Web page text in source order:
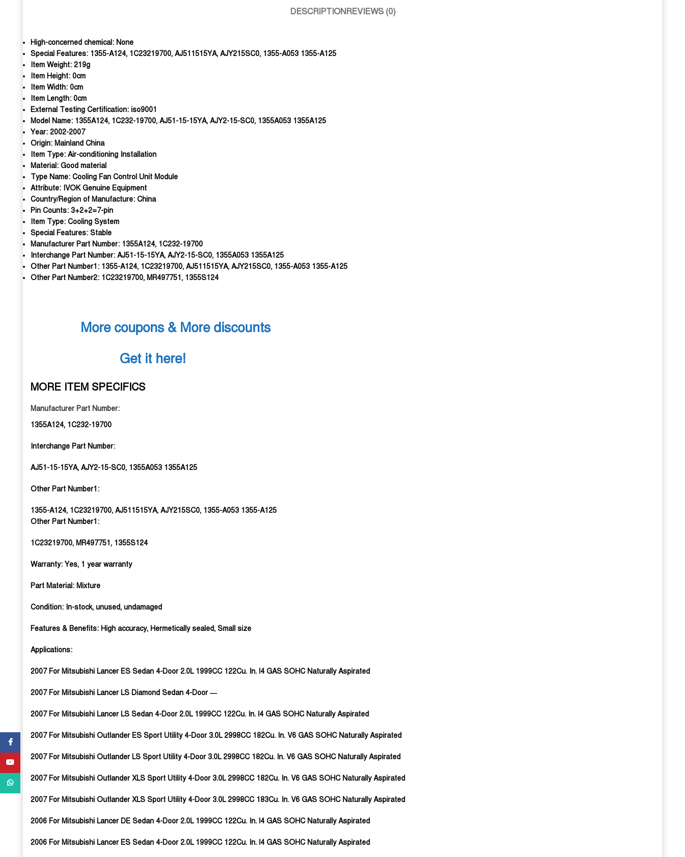
DESCRIPTIONREVIEWS (0)
High-concerned chemical: None
Special Features: 1355-A124, 1C23219700, AJ511515YA, AJY215SC0, 1355-A053 1355-A125
Item Weight: 219g
Item Height: 0cm
Item Width: 0cm
Item Length: 0cm
External Testing Certification: iso9001
Model Name: 1355A124, 1C232-19700, AJ51-15-15YA, AJY2-15-SC0, 1355A053 1355A125
Year: 2002-2007
Origin: Mainland China
Item Type: Air-conditioning Installation
Material: Good material
Type Name: Cooling Fan Control Unit Module
Attribute: IVOK Genuine Equipment
Country/Region of Manufacture: China
Pin Counts: 3+2+2=7-pin
Item Type: Cooling System
Special Features: Stable
Manufacturer Part Number: 1355A124, 1C232-19700
Interchange Part Number: AJ51-15-15YA, AJY2-15-SC0, 1355A053 1355A125
Other Part Number1: 1355-A124, 1C23219700, AJ511515YA, AJY215SC0, 1355-A053 1355-A125
Other Part Number2: 1C23219700, MR497751, 1355S124
More coupons & More discounts
Get it here!
MORE ITEM SPECIFICS
Manufacturer Part Number:
1355A124, 1C232-19700
Interchange Part Number:
AJ51-15-15YA, AJY2-15-SC0, 1355A053 1355A125
Other Part Number1:
1355-A124, 1C23219700, AJ511515YA, AJY215SC0, 1355-A053 1355-A125
Other Part Number1:
1C23219700, MR497751, 1355S124
Warranty: Yes, 1 year warranty
Part Material: Mixture
Condition: In-stock, unused, undamaged
Features & Benefits: High accuracy, Hermetically sealed, Small size
Applications:
2007 For Mitsubishi Lancer ES Sedan 4-Door 2.0L 1999CC 122Cu. In. l4 GAS SOHC Naturally Aspirated
2007 For Mitsubishi Lancer LS Diamond Sedan 4-Door —
2007 For Mitsubishi Lancer LS Sedan 4-Door 2.0L 1999CC 122Cu. In. l4 GAS SOHC Naturally Aspirated
2007 For Mitsubishi Outlander ES Sport Utility 4-Door 3.0L 2998CC 182Cu. In. V6 GAS SOHC Naturally Aspirated
2007 For Mitsubishi Outlander LS Sport Utility 4-Door 3.0L 2998CC 182Cu. In. V6 GAS SOHC Naturally Aspirated
2007 For Mitsubishi Outlander XLS Sport Utility 4-Door 3.0L 2998CC 182Cu. In. V6 GAS SOHC Naturally Aspirated
2007 For Mitsubishi Outlander XLS Sport Utility 4-Door 3.0L 2998CC 183Cu. In. V6 GAS SOHC Naturally Aspirated
2006 For Mitsubishi Lancer DE Sedan 4-Door 2.0L 1999CC 122Cu. In. l4 GAS SOHC Naturally Aspirated
2006 For Mitsubishi Lancer ES Sedan 4-Door 2.0L 1999CC 122Cu. In. l4 GAS SOHC Naturally Aspirated
WhatsApp